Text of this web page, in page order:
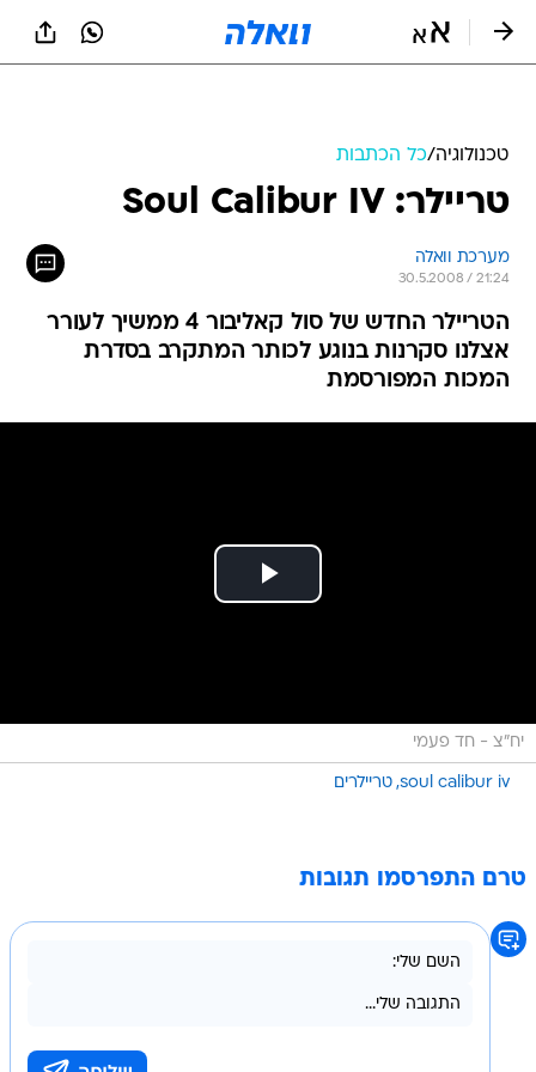
טכנולוגיה/כל הכתבות
טריילר: Soul Calibur IV
מערכת וואלה
30.5.2008 / 21:24
הטריילר החדש של סול קאליבור 4 ממשיך לעורר
אצלנו סקרנות בנוגע לכותר המתקרב בסדרת
המכות המפורסמת
יח"צ - חד פעמי
soul calibur iv טריילרים
טרם התפרסמו תגובות